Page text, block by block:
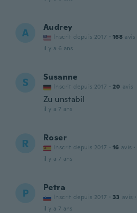
A Audrey
Inscrit depuis 2017 · 168 avis
il y a 6 ans
S Susanne
Inscrit depuis 2017 · 20 avis
Zu unstabil
il y a 7 ans
R Roser
Inscrit depuis 2017 · 16 avis ·
il y a 7 ans
P Petra
Inscrit depuis 2017 · 33 avis ·
il y a 7 ans